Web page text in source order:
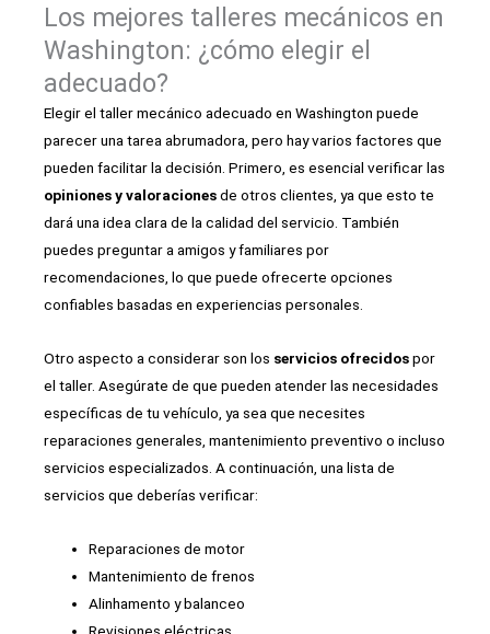
Los mejores talleres mecánicos en
Washington: ¿cómo elegir el
adecuado?
Elegir el taller mecánico adecuado en Washington puede
parecer una tarea abrumadora, pero hay varios factores que
pueden facilitar la decisión. Primero, es esencial verificar las
opiniones y valoracionesde otros clientes, ya que esto te
dará una idea clara de la calidad del servicio. También
puedes preguntar a amigos y familiares por
recomendaciones, lo que puede ofrecerte opciones
confiables basadas en experiencias personales.
Otro aspecto a considerar son los servicios ofrecidospor
el taller. Asegúrate de que pueden atender las necesidades
específicas de tu vehículo, ya sea que necesites
reparaciones generales, mantenimiento preventivo o incluso
servicios especializados. A continuación, una lista de
servicios que deberías verificar:
Reparaciones de motor
Mantenimiento de frenos
Alinhamento y balanceo
Revisiones eléctricas